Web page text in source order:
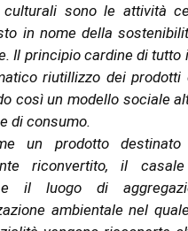
sono le attività
in nome della
Il principio cardine di tutto
riutillizzo dei prodotti
così un modello sociale
di consumo.
un prodotto
riconvertito, il
il luogo di
ambientale nel